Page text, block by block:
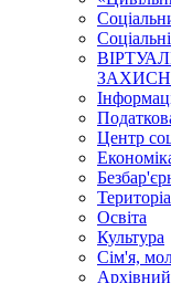
Центр
Освіта
Культура
Сім'я,
Архівний